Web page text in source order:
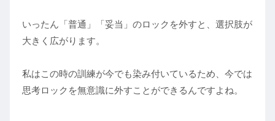
いったん「普通」「妥当」のロックを外すと、選択肢が
大きく広がります。
私はこの時の訓練が今でも染み付いているため、今では
思考ロックを無意識に外すことができるんですよね。